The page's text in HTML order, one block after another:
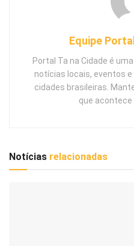
Equipe
Portal Ta na Cidade é
notícias locais, eventos
cidades brasileiras.
que acontece
Notícias relacionadas